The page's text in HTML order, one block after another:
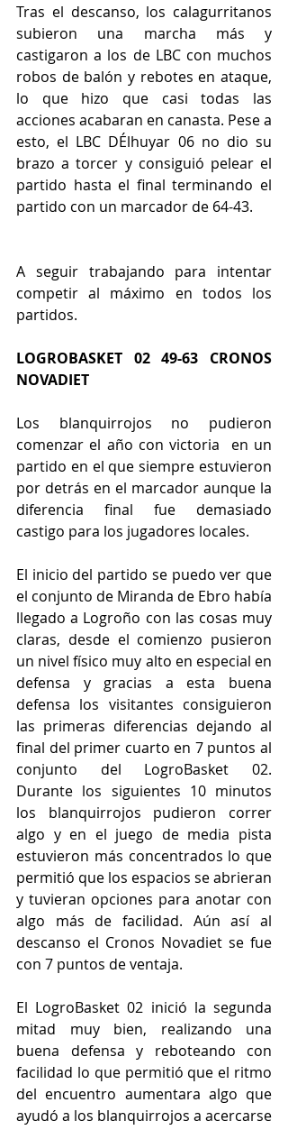
Tras el descanso, los calagurritanos
subieron una marcha más y
castigaron a los de LBC con muchos
robos de balón y rebotes en ataque,
lo que hizo que casi todas las
acciones acabaran en canasta. Pese a
esto, el LBC DÉlhuyar 06 no dio su
brazo a torcer y consiguió pelear el
partido hasta el final terminando el
partido con un marcador de 64-43.
A seguir trabajando para intentar
competir al máximo en todos los
partidos.
LOGROBASKET 02 49-63 CRONOS
NOVADIET
Los blanquirrojos no pudieron
comenzar el año con victoria  en un
partido en el que siempre estuvieron
por detrás en el marcador aunque la
diferencia final fue demasiado
castigo para los jugadores locales.
El inicio del partido se puedo ver que
el conjunto de Miranda de Ebro había
llegado a Logroño con las cosas muy
claras, desde el comienzo pusieron
un nivel físico muy alto en especial en
defensa y gracias a esta buena
defensa los visitantes consiguieron
las primeras diferencias dejando al
final del primer cuarto en 7 puntos al
conjunto del LogroBasket 02.
Durante los siguientes 10 minutos
los blanquirrojos pudieron correr
algo y en el juego de media pista
estuvieron más concentrados lo que
permitió que los espacios se abrieran
y tuvieran opciones para anotar con
algo más de facilidad. Aún así al
descanso el Cronos Novadiet se fue
con 7 puntos de ventaja.
El LogroBasket 02 inició la segunda
mitad muy bien, realizando una
buena defensa y reboteando con
facilidad lo que permitió que el ritmo
del encuentro aumentara algo que
ayudó a los blanquirrojos a acercarse